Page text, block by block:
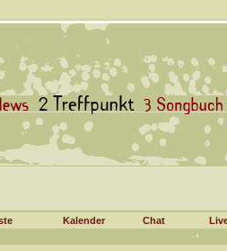
Kalender Chat